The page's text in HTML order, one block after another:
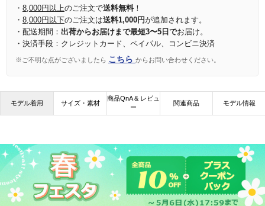
・ 8,000円以上のご注文で送料無料！
・ 8,000円以下のご注文は送料1,000円が追加されます。
・配送期間： 出荷からお届けまで最短3〜5日でお届け。
・決済手段：クレジットカード、ペイパル、コンビニ決済
※ご不明な点がございましたら こちら からお問い合わせください。
モデル着用 サイズ・素材
商品QnA & レビュ
ー
関連商品 モデル情報